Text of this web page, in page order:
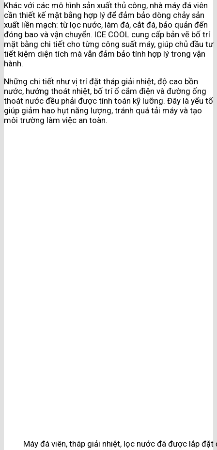
Khác với các mô hình sản xuất thủ công, nhà máy đá viên
cần thiết kế mặt bằng hợp lý để đảm bảo dòng chảy sản
xuất liền mạch: từ lọc nước, làm đá, cắt đá, bảo quản đến
đóng bao và vận chuyển. ICE COOL cung cấp bản vẽ bố trí
mặt bằng chi tiết cho từng công suất máy, giúp chủ đầu tư
tiết kiệm diện tích mà vẫn đảm bảo tính hợp lý trong vận
hành.
Những chi tiết như vị trí đặt tháp giải nhiệt, độ cao bồn
nước, hướng thoát nhiệt, bố trí ổ cắm điện và đường ống
thoát nước đều phải được tính toán kỹ lưỡng. Đây là yếu tố
giúp giảm hao hụt năng lượng, tránh quá tải máy và tạo
môi trường làm việc an toàn.
Máy đá viên, tháp giải nhiệt, lọc nước đã được lắp đặt